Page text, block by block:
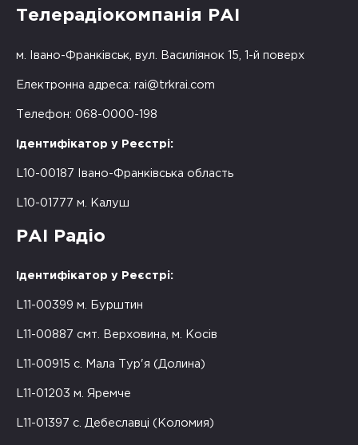
Телерадіокомпанія РАІ
м. Івано-Франківськ, вул. Василіянок 15, 1-й поверх
Електронна адреса: rai@trkrai.com
Телефон: 068-0000-198
Ідентифікатор у Реєстрі:
L10-00187 Івано-Франківська область
L10-01777 м. Калуш
РАІ Радіо
Ідентифікатор у Реєстрі:
L11-00399 м. Бурштин
L11-00887 смт. Верховина, м. Косів
L11-00915 с. Мала Тур'я (Долина)
L11-01203 м. Яремче
L11-01397 с. Дебеславці (Коломия)